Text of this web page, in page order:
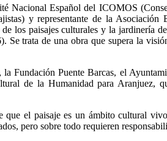
Nacional Español del ICOMOS
y representante de la Asociación
los paisajes culturales y la jardinería
Se trata de una obra que supera la
Fundación Puente Barcas, el
de la Humanidad para Aranjuez,
el paisaje es un ámbito cultural
pero sobre todo requieren